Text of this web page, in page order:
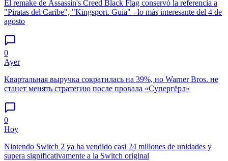
El remake de Assassin's Creed Black Flag conservó la referencia a
"Piratas del Caribe", "Kingsport. Guía" - lo más interesante del 4 de
agosto
0
Ayer
Квартальная выручка сократилась на 39%, но Warner Bros. не
станет менять стратегию после провала «Супергёрл»
0
Hoy
Nintendo Switch 2 ya ha vendido casi 24 millones de unidades y
supera significativamente a la Switch original